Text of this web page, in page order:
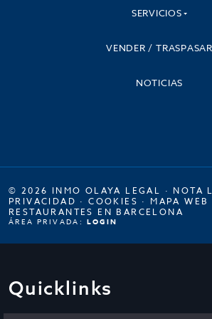
SERVICIOS
VENDER / TRASPASAR
NOTICIAS
© 2026 INMO OLAYA LEGAL · NOTA
PRIVACIDAD ·COOKIES · MAPA WEB
RESTAURANTES EN BARCELONA
ÁREA PRIVADA: LOGIN
Quicklinks